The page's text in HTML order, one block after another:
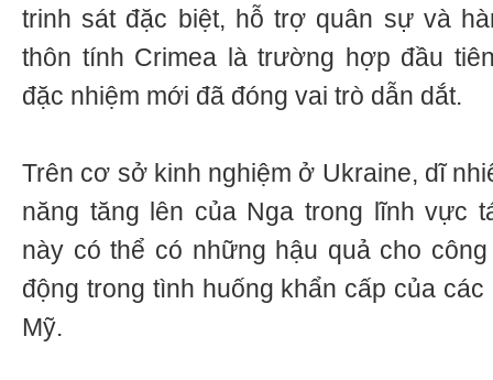
trinh sát đặc biệt, hỗ trợ quân sự và
thôn tính Crimea là trường hợp đầu
đặc nhiệm mới đã đóng vai trò dẫn dắt.
Trên cơ sở kinh nghiệm ở Ukraine, dĩ
năng tăng lên của Nga trong lĩnh vực
này có thể có những hậu quả cho
động trong tình huống khẩn cấp của
Mỹ.